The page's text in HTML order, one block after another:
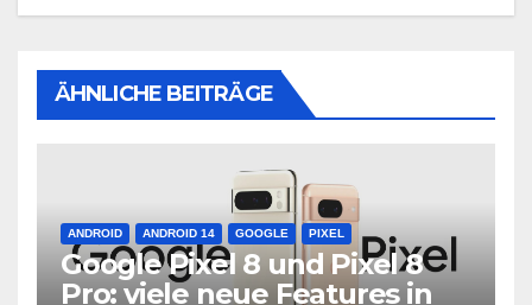
ÄHNLICHE BEITRÄGE
ANDROID ANDROID 14 GOOGLE PIXEL
Google Pixel 8 und Pixel 8
Pro: viele neue Features in